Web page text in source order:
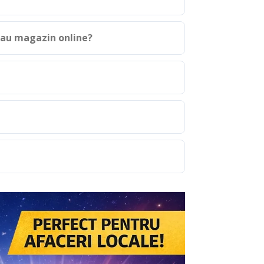
magazin online?